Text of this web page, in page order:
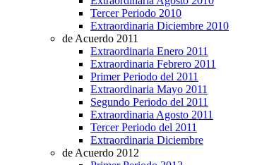
Tercer Periodo 2010
Extraordinaria Diciembre 2010
de Acuerdo 2011
Extraordinaria Enero 2011
Extraordinaria Febrero 2011
Primer Periodo del 2011
Extraordinaria Mayo 2011
Segundo Periodo del 2011
Extraordinaria Agosto 2011
Tercer Periodo del 2011
Extraordinaria Diciembre
de Acuerdo 2012